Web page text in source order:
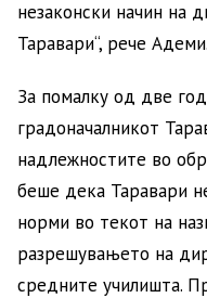
незаконски начин на
Таравари“, рече Адеми.
За помалку од две
градоначалникот
надлежностите во
беше дека Таравари
норми во текот на
разрешувањето на
средните училишта.